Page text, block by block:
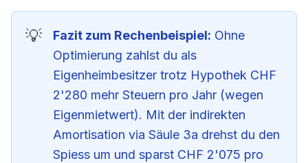
Fazit zum Rechenbeispiel: Ohne
Optimierung zahlst du als
Eigenheimbesitzer trotz Hypothek CHF
2'280 mehr Steuern pro Jahr (wegen
Eigenmietwert). Mit der indirekten
Amortisation via Säule 3a drehst du den
Spiess um und sparst CHF 2'075 pro